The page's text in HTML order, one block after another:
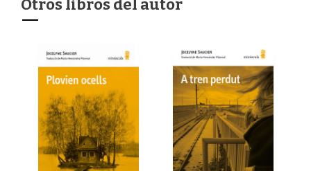
Otros libros del autor